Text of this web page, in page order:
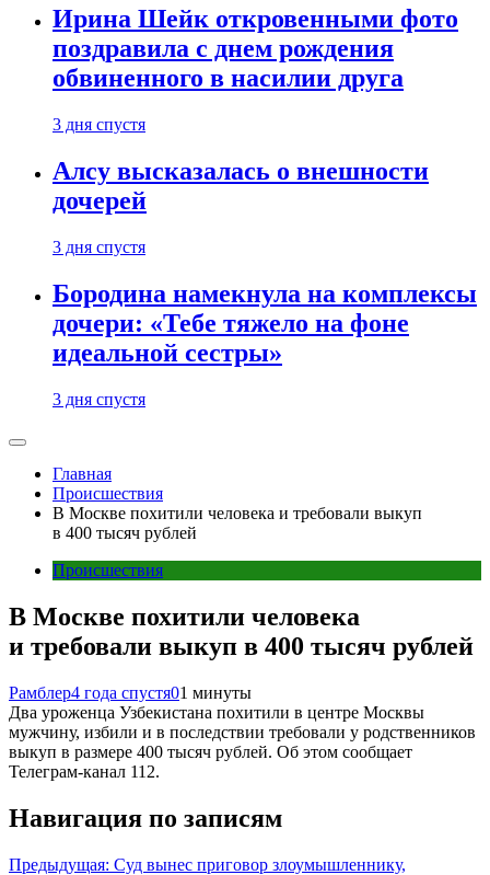
Ирина Шейк откровенными фото
поздравила с днем рождения
обвиненного в насилии друга
3 дня спустя
Алсу высказалась о внешности
дочерей
3 дня спустя
Бородина намекнула на комплексы
дочери: «Тебе тяжело на фоне
идеальной сестры»
3 дня спустя
Главная
Происшествия
В Москве похитили человека и требовали выкуп
в 400 тысяч рублей
Происшествия
В Москве похитили человека
и требовали выкуп в 400 тысяч рублей
Рамблер4 года спустя01 минуты
Два уроженца Узбекистана похитили в центре Москвы
мужчину, избили и в последствии требовали у родственников
выкуп в размере 400 тысяч рублей. Об этом сообщает
Телеграм-канал 112.
Навигация по записям
Предыдущая: Суд вынес приговор злоумышленнику,